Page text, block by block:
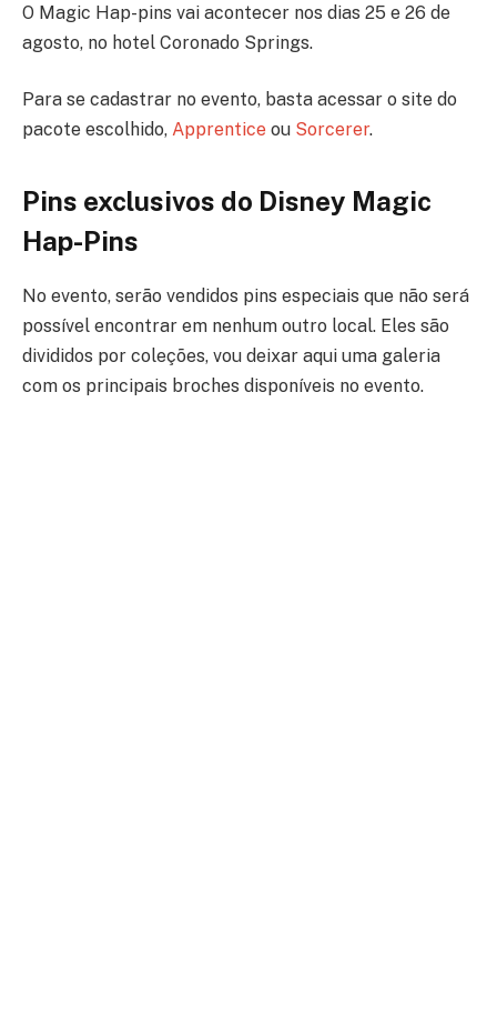
O Magic Hap-pins vai acontecer nos dias 25 e 26 de
agosto, no hotel Coronado Springs.
Para se cadastrar no evento, basta acessar o site do
pacote escolhido, Apprentice ou Sorcerer.
Pins exclusivos do Disney Magic
Hap-Pins
No evento, serão vendidos pins especiais que não será
possível encontrar em nenhum outro local. Eles são
divididos por coleções, vou deixar aqui uma galeria
com os principais broches disponíveis no evento.